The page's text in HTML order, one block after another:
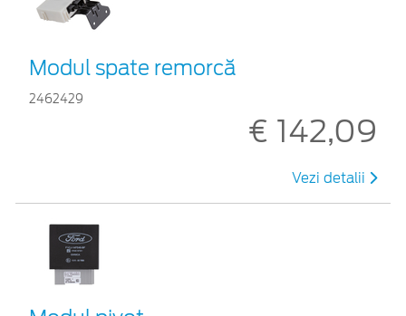
Modul spate remorcă
2462429
€ 142,09
Vezi detalii